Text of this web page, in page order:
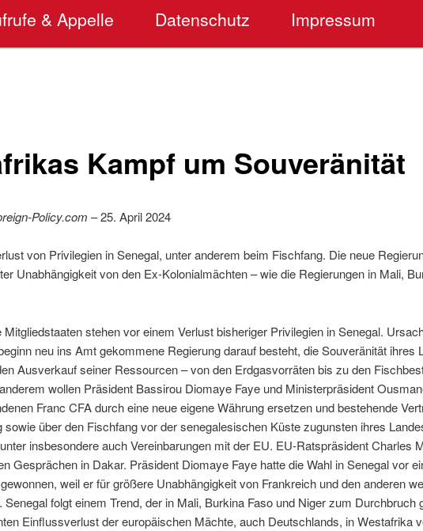
& Appelle Datenschutz Impressum
Kampf um Souveränität
Policy.com – 25. April 2024
von Privilegien in Senegal, unter anderem beim Fischfang. Die neue
Unabhängigkeit von den Ex-Kolonialmächten – wie die Regierungen in Mali,
Mitgliedstaaten stehen vor einem Verlust bisheriger Privilegien in Senegal.
neu ins Amt gekommene Regierung darauf besteht, die Souveränität ihres
Ausverkauf seiner Ressourcen – von den Erdgasvorräten bis zu den
wollen Präsident Bassirou Diomaye Faye und Ministerpräsident
Franc CFA durch eine neue eigene Währung ersetzen und bestehende
sowie über den Fischfang vor der senegalesischen Küste zugunsten ihres
insbesondere auch Vereinbarungen mit der EU. EU-Ratspräsident Charles
Gesprächen in Dakar. Präsident Diomaye Faye hatte die Wahl in Senegal vor
weil er für größere Unabhängigkeit von Frankreich und den anderen
Senegal folgt einem Trend, der in Mali, Burkina Faso und Niger zum Durchbruch
Einflussverlust der europäischen Mächte, auch Deutschlands, in Westafrika